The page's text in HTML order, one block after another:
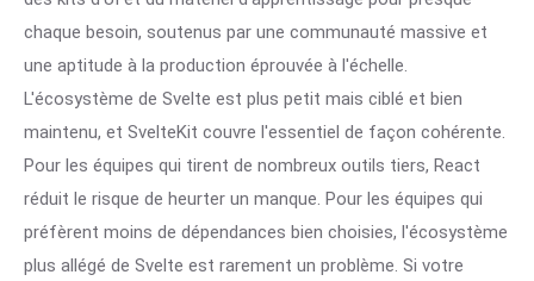
chaque besoin, soutenus par une communauté massive et
une aptitude à la production éprouvée à l'échelle.
L'écosystème de Svelte est plus petit mais ciblé et bien
maintenu, et SvelteKit couvre l'essentiel de façon cohérente.
Pour les équipes qui tirent de nombreux outils tiers, React
réduit le risque de heurter un manque. Pour les équipes qui
préfèrent moins de dépendances bien choisies, l'écosystème
plus allégé de Svelte est rarement un problème. Si votre